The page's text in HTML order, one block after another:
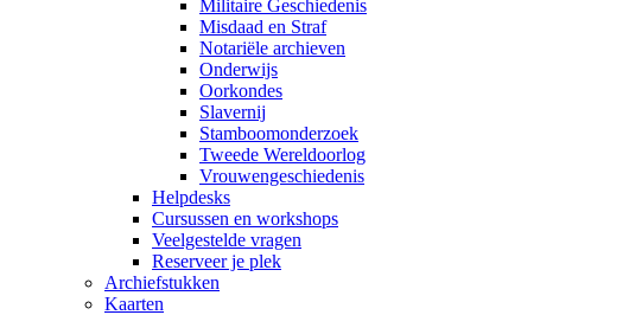
Militaire Geschiedenis
Misdaad en Straf
Notariële archieven
Onderwijs
Oorkondes
Slavernij
Stamboomonderzoek
Tweede Wereldoorlog
Vrouwengeschiedenis
Helpdesks
Cursussen en workshops
Veelgestelde vragen
Reserveer je plek
Archiefstukken
Kaarten